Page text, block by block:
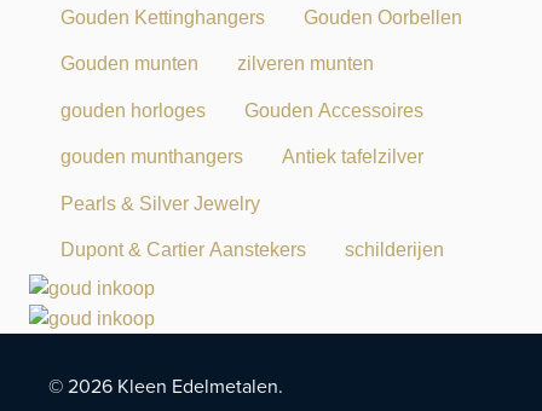
Gouden Kettinghangers Gouden Oorbellen
Gouden munten zilveren munten
gouden horloges Gouden Accessoires
gouden munthangers Antiek tafelzilver
Pearls & Silver Jewelry
Dupont & Cartier Aanstekers schilderijen
© 2026 Kleen Edelmetalen.